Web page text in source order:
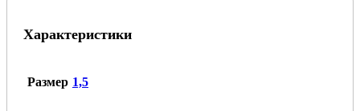
1.5х1250х2500
Характеристики
Размер 1,5